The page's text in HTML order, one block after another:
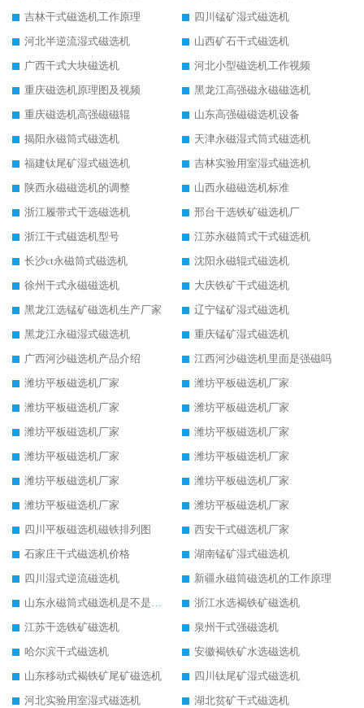
吉林干式磁选机工作原理
四川锰矿湿式磁选机
河北半逆流湿式磁选机
山西矿石干式磁选机
广西干式大块磁选机
河北小型磁选机工作视频
重庆磁选机原理图及视频
黑龙江高强磁永磁磁选机
重庆磁选机高强磁磁辊
山东高强磁磁选机设备
揭阳永磁筒式磁选机
天津永磁湿式筒式磁选机
福建钛尾矿湿式磁选机
吉林实验用室湿式磁选机
陕西永磁磁选机的调整
山西永磁磁选机标准
浙江履带式干选磁选机
邢台干选铁矿磁选机厂
浙江干式磁选机型号
江苏永磁筒式干式磁选机
长沙ct永磁筒式磁选机
沈阳永磁辊式磁选机
徐州干式永磁磁选机
大庆铁矿干式磁选机
黑龙江选锰矿磁选机生产厂家
辽宁锰矿湿式磁选机
黑龙江永磁湿式磁选机
重庆锰矿湿式磁选机
广西河沙磁选机产品介绍
江西河沙磁选机里面是强磁吗
潍坊平板磁选机厂家
潍坊平板磁选机厂家
潍坊平板磁选机厂家
潍坊平板磁选机厂家
潍坊平板磁选机厂家
潍坊平板磁选机厂家
潍坊平板磁选机厂家
潍坊平板磁选机厂家
潍坊平板磁选机厂家
潍坊平板磁选机厂家
潍坊平板磁选机厂家
潍坊平板磁选机厂家
四川平板磁选机磁铁排列图
西安干式磁选机厂家
石家庄干式磁选机价格
湖南锰矿湿式磁选机
四川湿式逆流磁选机
新疆永磁筒磁选机的工作原理
山东永磁筒式磁选机是不是强磁
浙江水选褐铁矿磁选机
江苏干选铁矿磁选机
泉州干式强磁选机
哈尔滨干式磁选机
安徽褐铁矿水选磁选机
山东移动式褐铁矿尾矿磁选机
四川钛尾矿湿式磁选机
河北实验用室湿式磁选机
湖北贫矿干式磁选机